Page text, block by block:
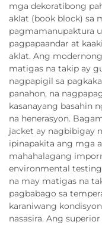
mga dekoratibong
aklat (book block) sa
pagmamanupaktura
pagpapaandar at
aklat. Ang
matigas na takip ay
nagpapigil sa
panahon, na
kasanayang basahin
na henerasyon.
jacket ay nagbibigay
ipinapakita ang mga
mahahalagang
environmental
na may matigas na
pagbabago sa
karaniwang
nasasira. Ang